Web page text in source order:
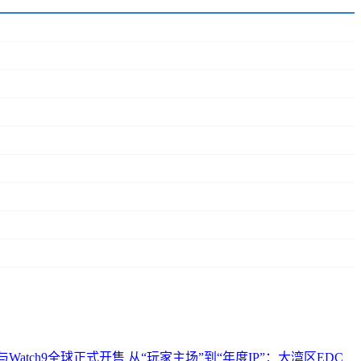
Watch9全球正式开售 从“玩家主场”到“年度IP”：大湾区EDC